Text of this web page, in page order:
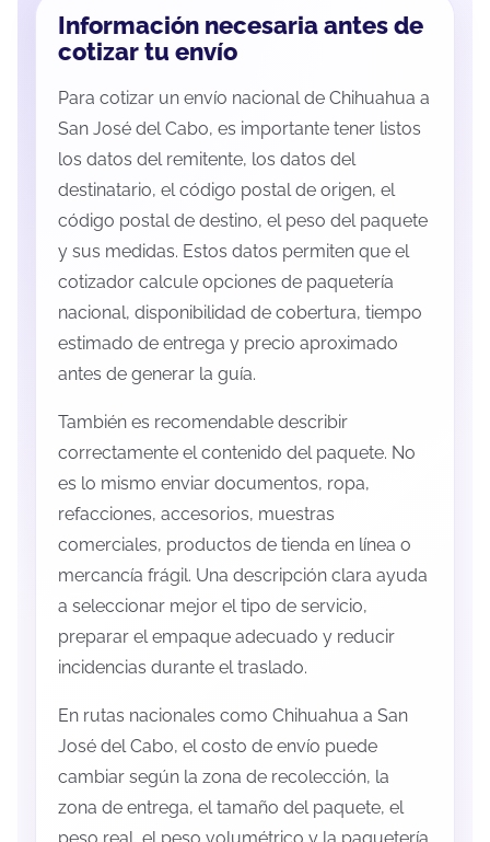
Información necesaria antes de
cotizar tu envío
Para cotizar un envío nacional de Chihuahua a
San José del Cabo, es importante tener listos
los datos del remitente, los datos del
destinatario, el código postal de origen, el
código postal de destino, el peso del paquete
y sus medidas. Estos datos permiten que el
cotizador calcule opciones de paquetería
nacional, disponibilidad de cobertura, tiempo
estimado de entrega y precio aproximado
antes de generar la guía.
También es recomendable describir
correctamente el contenido del paquete. No
es lo mismo enviar documentos, ropa,
refacciones, accesorios, muestras
comerciales, productos de tienda en línea o
mercancía frágil. Una descripción clara ayuda
a seleccionar mejor el tipo de servicio,
preparar el empaque adecuado y reducir
incidencias durante el traslado.
En rutas nacionales como Chihuahua a San
José del Cabo, el costo de envío puede
cambiar según la zona de recolección, la
zona de entrega, el tamaño del paquete, el